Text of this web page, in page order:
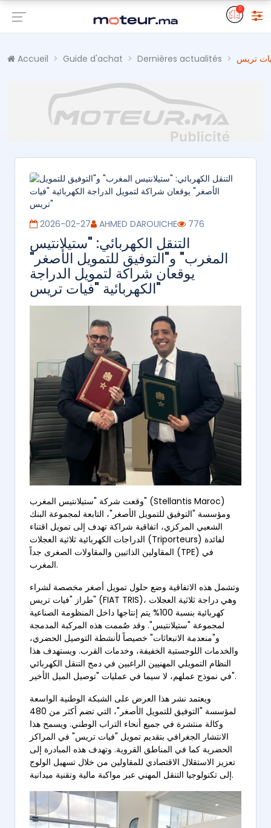
0
Accueil Guide d'achat Dernières actualités
2026-02-27 AHMED DAROUICHE 776
التنقل الكهربائي: "ستيلانتيس
المغرب" و"التوفيق للتمويل الأصغر"
يوقعان شراكة لتمويل الدراجة
الكهربائية "فيات تريس"
وقعت شركة "ستيلانتيس المغرب" (Stellantis Maroc)
ومؤسسة "التوفيق للتمويل الأصغر"، التابعة لمجموعة البنك
الشعبي المركزي، اتفاقية شراكة تهدف إلى تمويل اقتناء
الدراجات الكهربائية ثلاثية العجلات (Triporteurs) لفائدة
المقاولين الذاتيين والمقاولات الصغرى جداً (TPE) في
المغرب.
وتشمل هذه الاتفاقية وضع حلول تمويل أصغر مخصصة لشراء
طراز "فيات تريس" (FIAT TRIS)، وهي دراجة ثلاثية العجلات
كهربائية بنسبة 100% يتم إنتاجها داخل المنظومة الصناعية
لمجموعة "ستيلانتيس". وقد صُممت هذه المركبة المدمجة
و"منعدمة الانبعاثات" خصيصاً لأنشطة التوصيل الحضري،
والخدمات اللوجستية الخفيفة، وخدمات القرب. ويستهدف هذا
النظام التمويلي المهنيين الراغبين في دمج التنقل الكهربائي
في نموذج عملهم، لا سيما في عمليات "توصيل الميل الأخير".
ويعتمد نشر هذا العرض على الشبكة الوطنية الواسعة
لمؤسسة "التوفيق للتمويل الأصغر"، التي تضم أكثر من 480
وكالة منتشرة في جميع أنحاء التراب الوطني. ويسمح هذا
الانتشار الجغرافي بتقديم تمويل "فيات تريس" في المراكز
الحضرية كما في المناطق القروية. وتهدف هذه المبادرة إلى
تعزيز الاستقلال الاقتصادي للمقاولين من خلال تسهيل الولوج
إلى تكنولوجيا التنقل المهني عبر مواكبة مالية وتقنية ميدانية.